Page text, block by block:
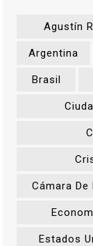
Agustín
Argentina
Brasil
Cámara De
Estados